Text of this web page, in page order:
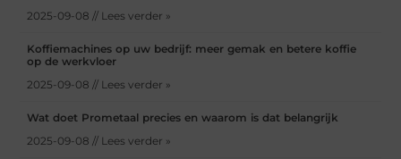
2025-09-08 // Lees verder »
Koffiemachines op uw bedrijf: meer gemak en betere koffie
op de werkvloer
2025-09-08 // Lees verder »
Wat doet Prometaal precies en waarom is dat belangrijk
2025-09-08 // Lees verder »